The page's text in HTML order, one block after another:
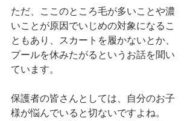
ただ、ここのところ毛が多いことや濃
いことが原因でいじめの対象になるこ
ともあり、スカートを履かないとか、
プールを休みたがるというお話を聞い
ています。
保護者の皆さんとしては、自分のお子
様が悩んでいると切ないですよね。